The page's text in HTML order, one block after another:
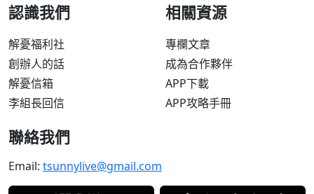
認識我們
解憂福利社
創辦人的話
解憂信箱
李組長回信
相關資源
專欄文章
成為合作夥伴
APP下載
APP攻略手冊
聯絡我們
Email: tsunnylive@gmail.com